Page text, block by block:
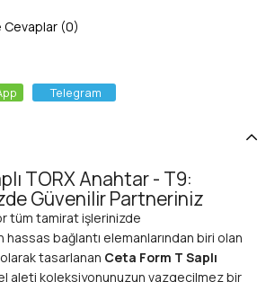
Cevaplar (0)
Telegram
TORX Anahtar - T9:
Güvenilir Partneriniz
tüm tamirat işlerinizde
hassas bağlantı elemanlarından biri olan
tasarlanan Ceta Form T Saplı
aleti koleksiyonunuzun vazgeçilmez bir